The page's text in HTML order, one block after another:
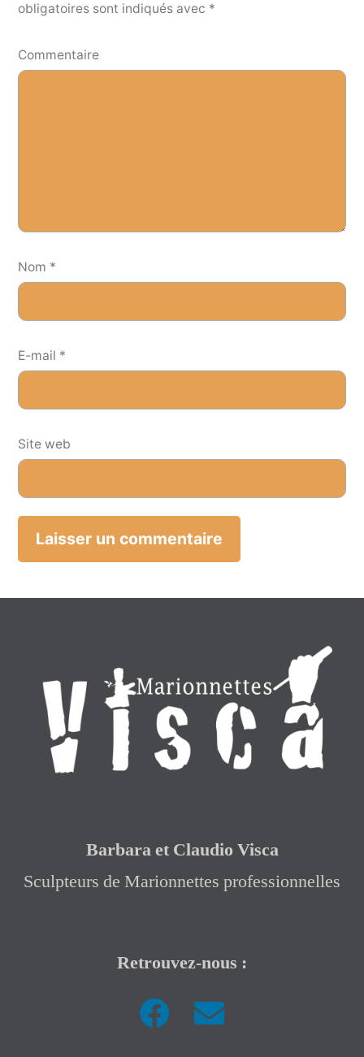
obligatoires sont indiqués avec *
Commentaire
Nom *
E-mail *
Site web
Barbara et Claudio Visca
Sculpteurs de Marionnettes professionnelles
Retrouvez-nous :